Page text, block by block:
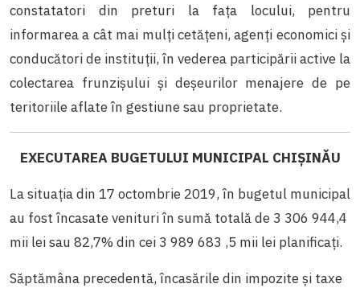
constatatori din preturi la fața locului, pentru
informarea a cât mai mulți cetățeni, agenți economici și
conducători de instituții, în vederea participării active la
colectarea frunzișului și deșeurilor menajere de pe
teritoriile aflate în gestiune sau proprietate.
EXECUTAREA BUGETULUI MUNICIPAL CHIȘINĂU
La situația din 17 octombrie 2019, în bugetul municipal
au fost încasate venituri în sumă totală de 3 306 944,4
mii lei sau 82,7% din cei 3 989 683 ,5 mii lei planificaţi.
Săptămâna precedentă, încasările din impozite şi taxe